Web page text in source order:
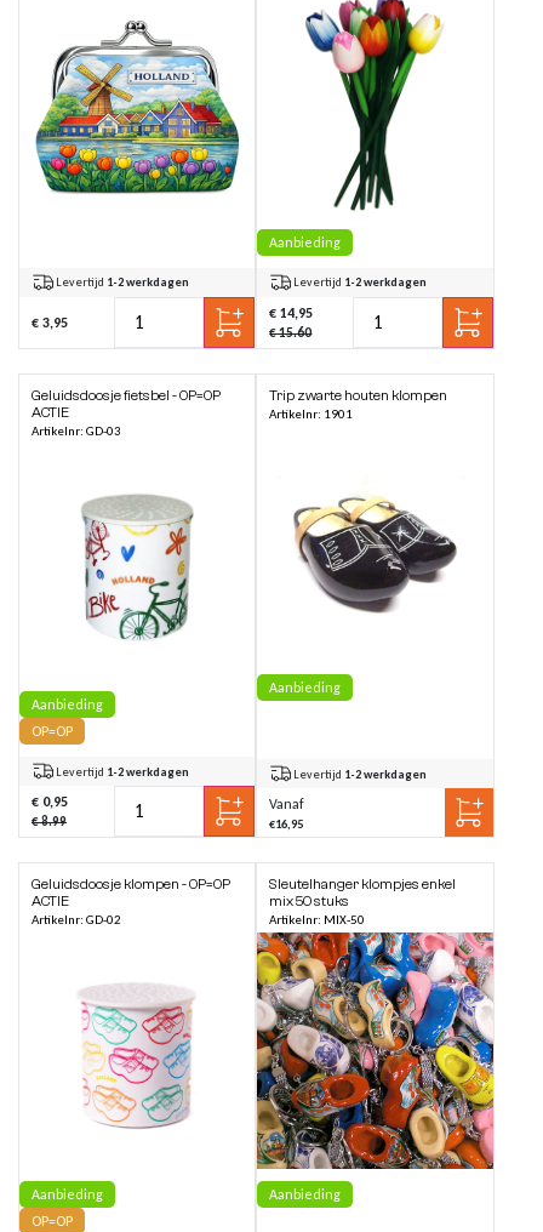
Levertijd 1-2 werkdagen
€ 3,95
Aanbieding
Levertijd 1-2 werkdagen
€ 14,95
€ 15.60
Geluidsdoosje fietsbel - OP=OP
ACTIE
Artikelnr: GD-03
Aanbieding
OP=OP
Levertijd 1-2 werkdagen
€ 0,95
€ 8.99
Trip zwarte houten klompen
Artikelnr: 1901
Aanbieding
Levertijd 1-2 werkdagen
Vanaf
€16,95
Geluidsdoosje klompen - OP=OP
ACTIE
Artikelnr: GD-02
Aanbieding
OP=OP
Sleutelhanger klompjes enkel
mix 50 stuks
Artikelnr: MIX-50
Aanbieding